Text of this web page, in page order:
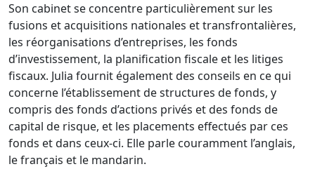
Son cabinet se concentre particulièrement sur les
fusions et acquisitions nationales et transfrontalières,
les réorganisations d’entreprises, les fonds
d’investissement, la planification fiscale et les litiges
fiscaux. Julia fournit également des conseils en ce qui
concerne l’établissement de structures de fonds, y
compris des fonds d’actions privés et des fonds de
capital de risque, et les placements effectués par ces
fonds et dans ceux-ci. Elle parle couramment l’anglais,
le français et le mandarin.